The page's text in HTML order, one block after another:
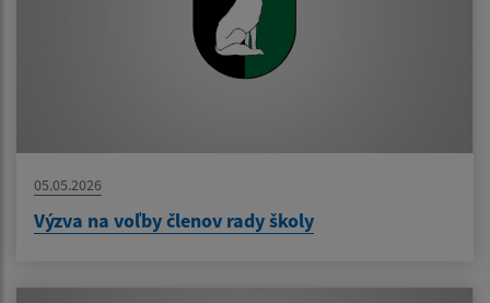
05.05.2026
Výzva na voľby členov rady školy